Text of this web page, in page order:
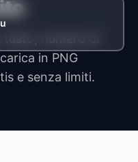
in PNG
e senza limiti.